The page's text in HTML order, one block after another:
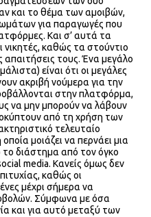
και το θέμα των αμοιβών,
για παραγωγές που
Και σ’ αυτά τα
νικητές, καθώς τα στούντιο
απαιτήσεις τους. Ένα μεγάλο
είναι ότι οι μεγάλες
ακριβή νούμερα για την
στην πλατφόρμα,
να μην μπορούν να λάβουν
από τη χρήση των
τελευταίο
μοιάζει να περνάει μια
το διάστημα από τον όγκο
media. Κανείς όμως δεν
καθώς οι
μέχρι σήμερα να
Σύμφωνα με όσα
και για αυτό μεταξύ των